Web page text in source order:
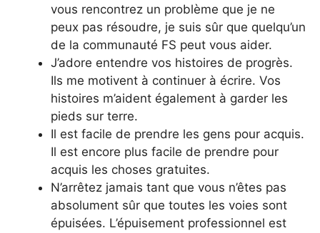
vous rencontrez un problème que je ne
peux pas résoudre, je suis sûr que quelqu’un
de la communauté FS peut vous aider.
J’adore entendre vos histoires de progrès.
Ils me motivent à continuer à écrire. Vos
histoires m’aident également à garder les
pieds sur terre.
Il est facile de prendre les gens pour acquis.
Il est encore plus facile de prendre pour
acquis les choses gratuites.
N’arrêtez jamais tant que vous n’êtes pas
absolument sûr que toutes les voies sont
épuisées. L’épuisement professionnel est